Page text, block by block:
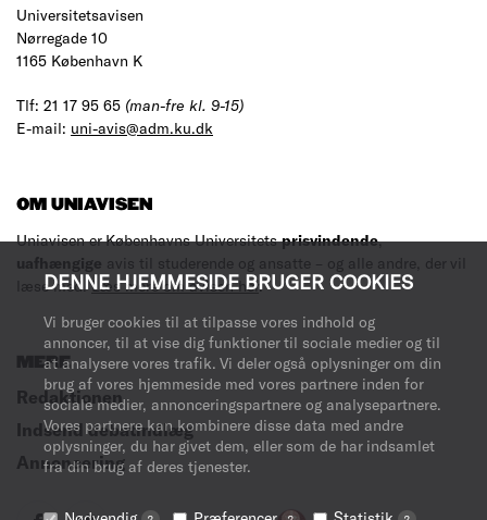
DENNE HJEMMESIDE BRUGER COOKIES
Vi bruger cookies til at tilpasse vores indhold og
annoncer, til at vise dig funktioner til sociale medier og til
at analysere vores trafik. Vi deler også oplysninger om din
brug af vores hjemmeside med vores partnere inden for
sociale medier, annonceringspartnere og analysepartnere.
Vores partnere kan kombinere disse data med andre
oplysninger, du har givet dem, eller som de har indsamlet
fra din brug af deres tjenester.
Universitetsavisen
Nørregade 10
1165 København K
Tlf: 21 17 95 65 (man-fre kl. 9-15)
E-mail: uni-avis@adm.ku.dk
OM UNIAVISEN
Uniavisen er Københavns Universitetsprisvindende,
uafhængige avis til studerende og ansatte – og alle andre, der vil
læse med.Læs mere om avisen her.
MERE
Redaktionen
Indsend debatindlæg
Annoncering